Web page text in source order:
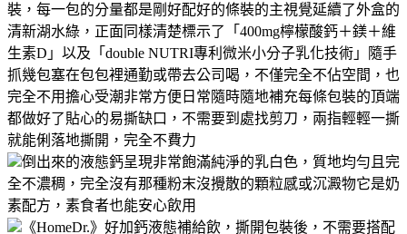
裝，每一包的分量都是剛好配好的條裝的主視覺延續了外盒的
清新湖水綠，正面同樣清楚標示了「400mg檸檬酸鈣＋鎂＋維
生素D」以及「double NUTRI專利微米小分子乳化技術」隨手
抓幾包塞在包包裡通勤或帶去公司喝，不僅完全不佔空間，也
完全不用擔心受潮非常方便日常隨時隨地補充每條包裝的頂端
都做好了貼心的易撕缺口，不需要到處找剪刀，兩指輕輕一撕
就能俐落地撕開，完全不費力
倒出來的液態鈣呈現非常飽滿純淨的乳白色，質地均勻且完
全不濃稠，完全沒有那種粉末沒攪散的顆粒感或沉澱物它是奶
素配方，素食者也能安心飲用
《HomeDr.》好加鈣液態補給飲，撕開包裝後，不需要搭配